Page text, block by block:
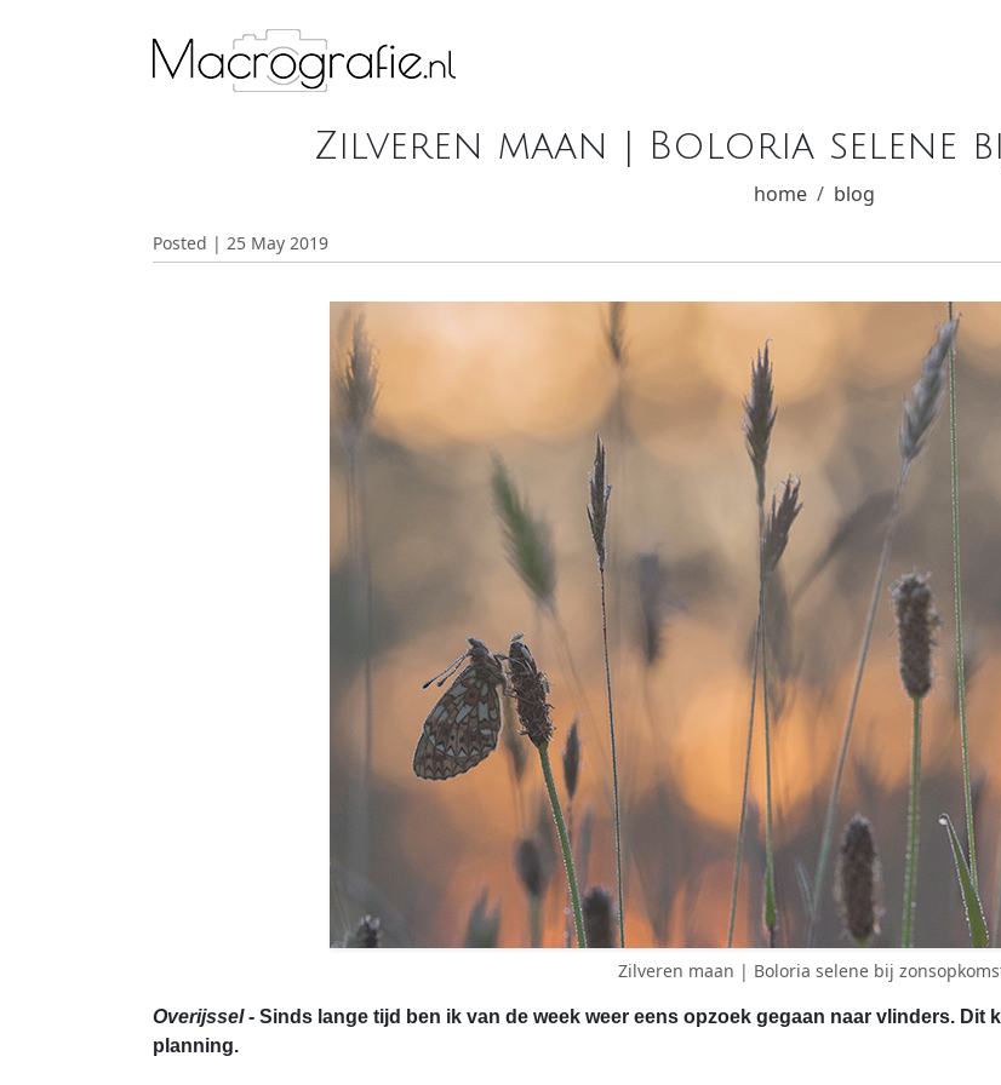
Zilveren maan | Boloria selene
home blog
Posted | 25 May 2019
Zilveren maan | Boloria selene bij
Overijssel- Sinds lange tijd ben ik van de week weer eens opzoek gegaan naar vlinders. Dit
planning.